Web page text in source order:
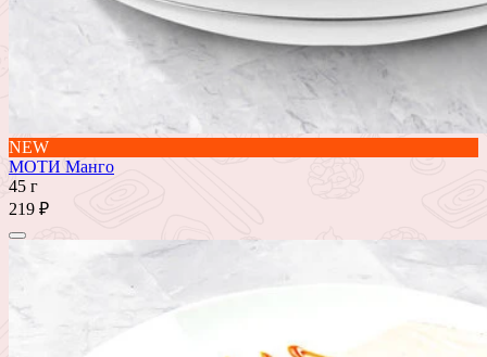
NEW
МОТИ Манго
45 г
219 ₽